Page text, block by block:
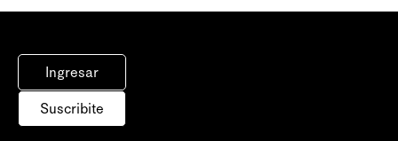
Ingresar
Suscribite